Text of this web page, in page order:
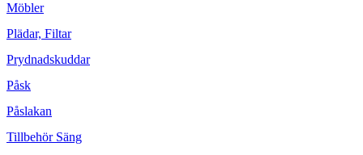
Möbler
Plädar, Filtar
Prydnadskuddar
Påsk
Påslakan
Tillbehör Säng